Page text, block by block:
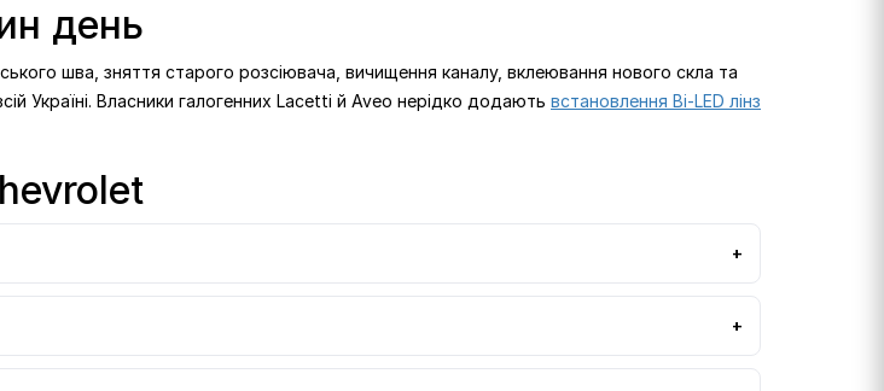
день
шва, зняття старого розсіювача, вичищення каналу, вклеювання нового скла та
Україні. Власники галогенних Lacetti й Aveo нерідко додають встановлення Bi-LED лінз